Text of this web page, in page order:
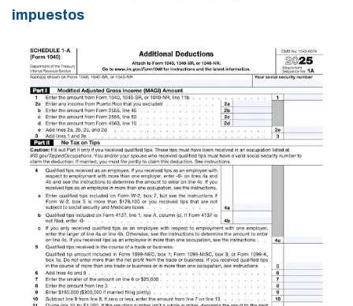
impuestos